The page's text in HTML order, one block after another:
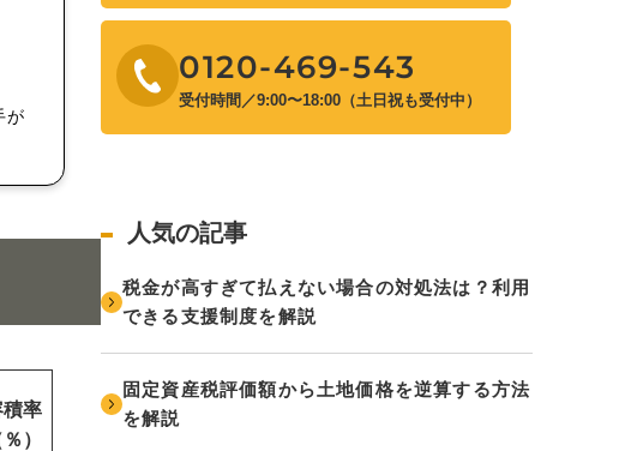
が
積率
％）
0120-469-543
受付時間／9:00〜18:00（土日祝も受付中）
人気の記事
税金が高すぎて払えない場合の対処法は？利用
できる支援制度を解説
固定資産税評価額から土地価格を逆算する方法
を解説